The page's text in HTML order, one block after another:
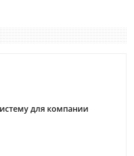
для компании